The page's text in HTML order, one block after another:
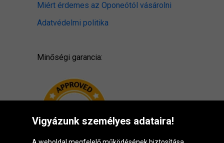
Miért érdemes az Oponeótól vásárolni
Adatvédelmi politika
Minőségi garancia:
Vigyázunk személyes adataira!